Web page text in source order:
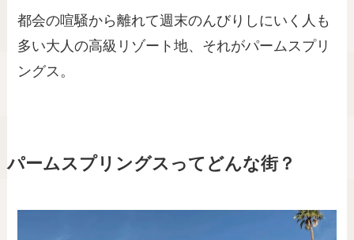
都会の喧騒から離れて週末のんびりしにいく人も
多い大人の高級リゾート地、それがパームスプリ
ングス。
パームスプリングスってどんな街？